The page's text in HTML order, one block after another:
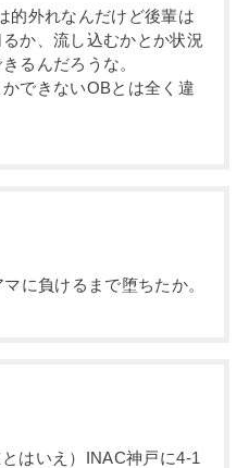
的外れなんだけど後輩は
か、流し込むかとか状況
るんだろうな。
できないOBとは全く違
に負けるまで堕ちたか。
はいえ）INAC神戸に4-1